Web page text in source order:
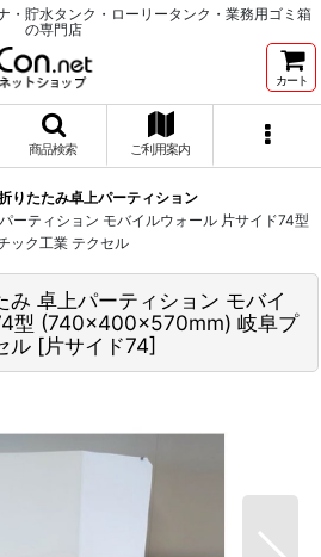
・貯水タンク・ローリータンク・業務用ゴミ箱
の専門店
カート
商品検索 ご利用案内
りたたみ卓上パーティション
ーティション モバイルウォール 片サイド74型
ック工業 テクセル
み 卓上パーティション モバイ
型 (740×400×570mm) 岐阜プ
ル [片サイド74]